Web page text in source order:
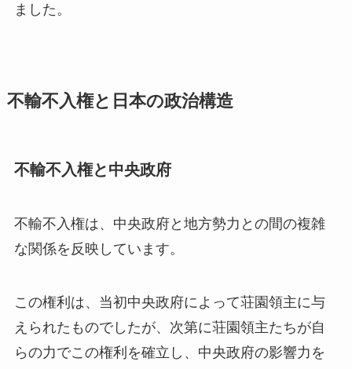
ました。
不輸不入権と日本の政治構造
不輸不入権と中央政府
不輸不入権は、中央政府と地方勢力との間の複雑
な関係を反映しています。
この権利は、当初中央政府によって荘園領主に与
えられたものでしたが、次第に荘園領主たちが自
らの力でこの権利を確立し、中央政府の影響力を